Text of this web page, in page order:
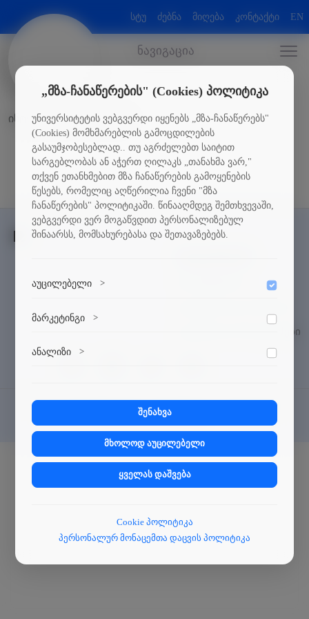
სტუ ძებნა მიღება კონტაქტი EN
ნავიგაცია
ინტერნაციონალიზაცია
გაცვლითი პროგრამები
© 2024
სატრანსპორტო სისტემებისა და მექანიკის
ინჟინერიის ფაკულტეტი.
„მზა-ჩანაწერების" (Cookies) პოლიტიკა
უნივერსიტეტის ვებგვერდი იყენებს „მზა-ჩანაწერებს"
(Cookies) მომხმარებლის გამოცდილების
გასაუმჯობესებლად.. თუ აგრძელებთ საიტით
სარგებლობას ან აჭერთ ღილაკს „თანახმა ვარ,"
თქვენ ეთანხმებით მზა ჩანაწერების გამოყენების
წესებს, რომელიც აღწერილია ჩვენი "მზა
ჩანაწერების" პოლიტიკაში. წინააღმდეგ შემთხვევაში,
ვებგვერდი ვერ მოგაწვდით პერსონალიზებულ
შინაარსს, მომსახურებასა და შეთავაზებებს.
აუცილებელი >
ვებსაიტის გამართული ფუნქციონირებისთვის
აუცილებელი ქუქი-ფაილები.
მარკეტინგი >
მარკეტინგული ქუქი-ფაილები გვეხმარება
პერსონალიზებული კონტენტისა და რეკლამების
ანალიზი >
შენახვა
მხოლოდ აუცილებელი
ყველას დაშვება
Cookie პოლიტიკა
პერსონალურ მონაცემთა დაცვის პოლიტიკა